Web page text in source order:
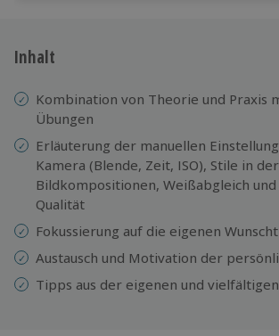
Jeder Gutschein für alle Erlebnisse einlösbar.
Inhalt
Kombination von Theorie und Praxis
Übungen
Erläuterung der manuellen
Kamera (Blende, Zeit, ISO), Stile in
Bildkompositionen, Weißabgleich und
Qualität
Fokussierung auf die eigenen
Austausch und Motivation der
Tipps aus der eigenen und